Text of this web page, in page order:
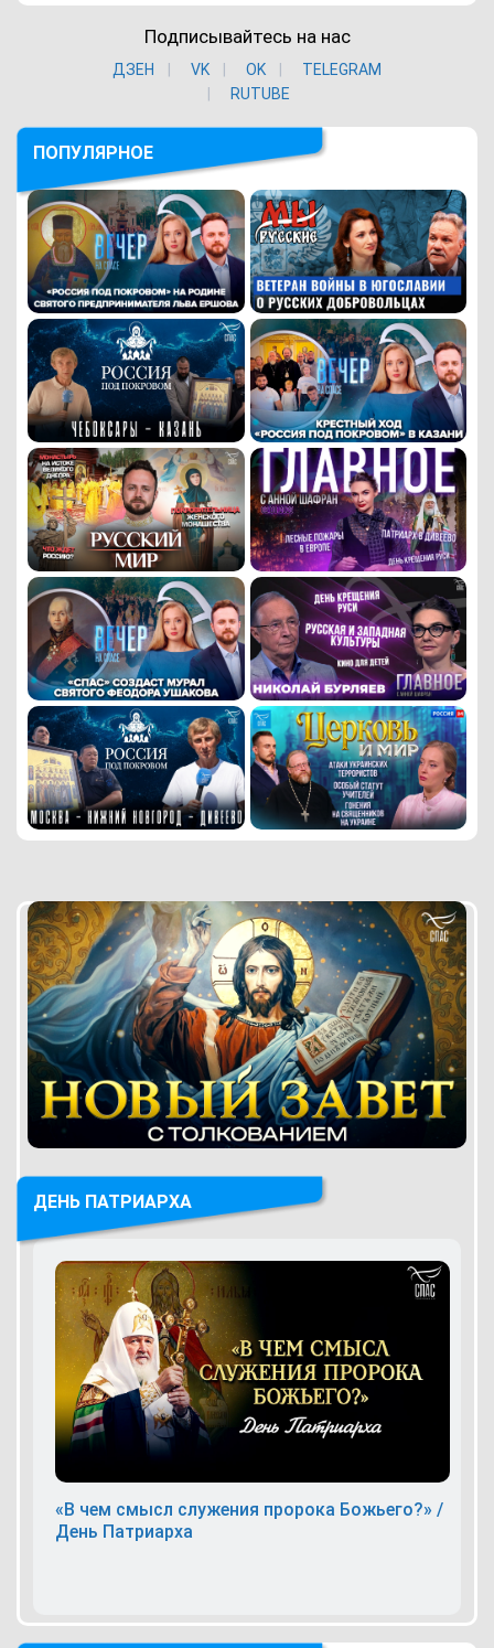
Подписывайтесь на нас
ДЗЕН VK ОK
TELEGRAM
RUTUBE
ПОПУЛЯРНОЕ
ДЕНЬ ПАТРИАРХА
«В чем смысл служения пророка Божьего?» /
День Патриарха